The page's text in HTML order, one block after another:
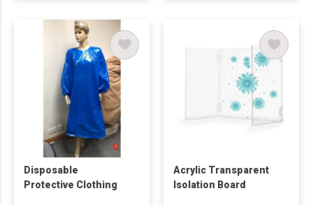
Disposable
Protective Clothing
Acrylic Transparent
Isolation Board